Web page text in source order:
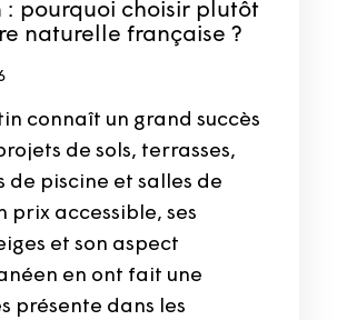
: pourquoi choisir plutôt
naturelle française ?
connaît un grand succès
de sols, terrasses,
de piscine et salles de
prix accessible, ses
et son aspect
en ont fait une
présente dans les